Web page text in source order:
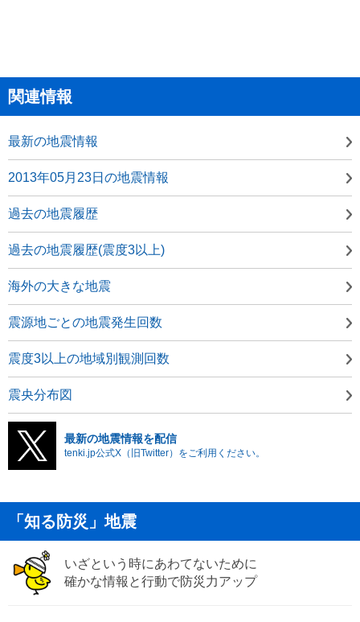
関連情報
最新の地震情報
2013年05月23日の地震情報
過去の地震履歴
過去の地震履歴(震度3以上)
海外の大きな地震
震源地ごとの地震発生回数
震度3以上の地域別観測回数
震央分布図
最新の地震情報を配信
tenki.jp公式X（旧Twitter）をご利用ください。
「知る防災」地震
いざという時にあわてないために
確かな情報と行動で防災力アップ